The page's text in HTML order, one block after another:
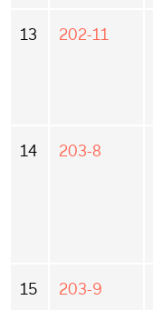
13 202-11
14 203-8
15 203-9